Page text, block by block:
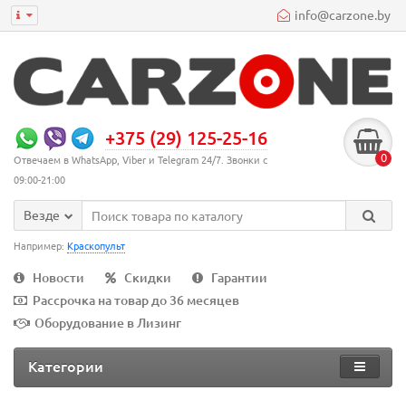
info@carzone.by
+375 (29) 125-25-16
Отвечаем в WhatsApp, Viber и Telegram 24/7. Звонки с
09:00-21:00
0
Везде
Например: Краскопульт
Новости Скидки
Гарантии
Рассрочка на товар до 36 месяцев
Оборудование в Лизинг
Категории